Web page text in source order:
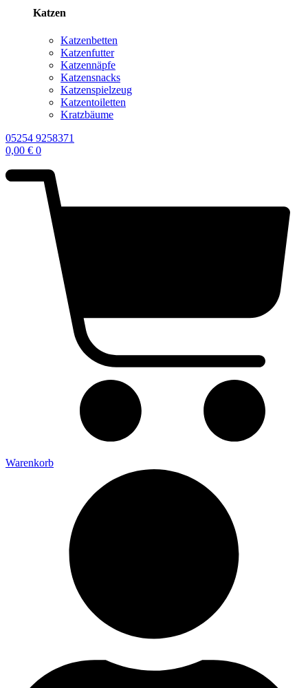
Katzen
Katzenbetten
Katzenfutter
Katzennäpfe
Katzensnacks
Katzenspielzeug
Katzentoiletten
Kratzbäume
05254 9258371
0,00 € 0
Warenkorb